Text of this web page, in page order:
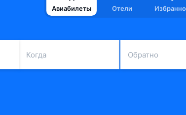
Авиабилеты Отели
Когда Обратно